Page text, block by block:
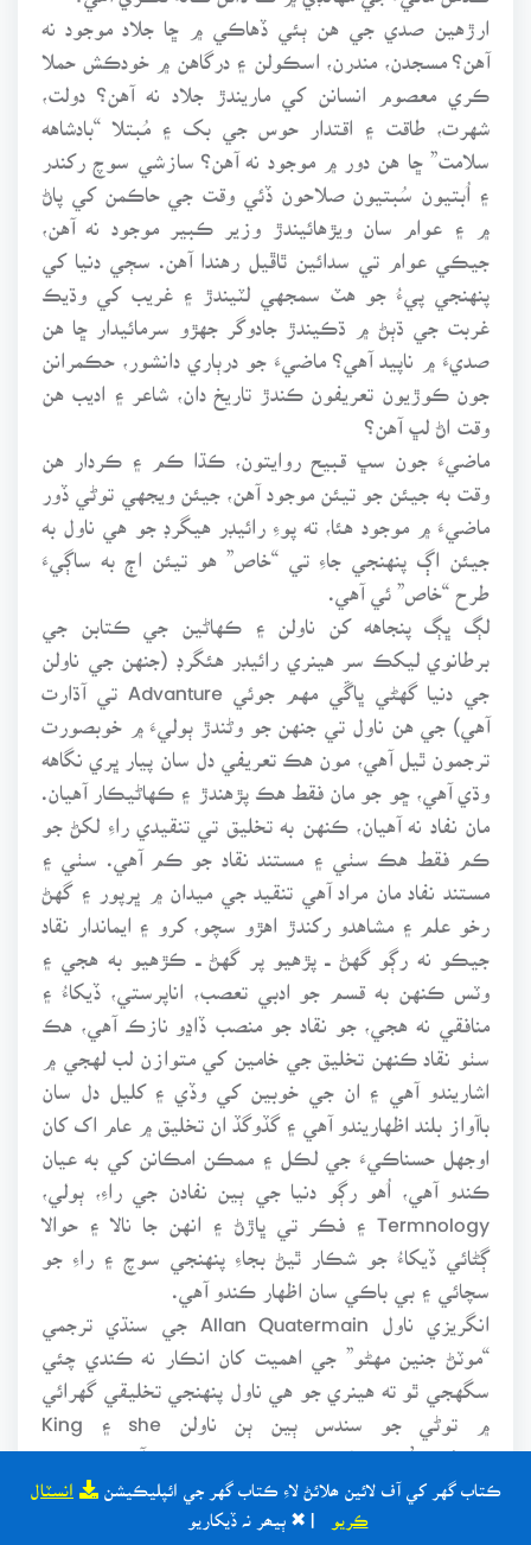
ڪتاب گهر کي آف لائين ھلائڻ لاءِ ڪتاب گهر جي ائپليڪيشن انسٽال
| ✖ ٻيھر نہ ڏيکاريو
ارڙهين صدي جي هن ٻئي ڏهاڪي ۾ ڇا جلاد موجود نه
آهن؟ مسجدن، مندرن، اسڪولن ۽ درگاهن ۾ خودڪش حملا
ڪري معصوم انسانن کي ماريندڙ جلاد نه آهن؟ دولت،
شهرت، طاقت ۽ اقتدار حوس جي بک ۽ مُبتلا “بادشاهه
سلامت” ڇا هن دور ۾ موجود نه آهن؟ سازشي سوچ رکندر
۽ اُبتيون سُبتيون صلاحون ڏئي وقت جي حاڪمن کي پاڻ
۾ ۽ عوام سان ويڙهائيندڙ وزير ڪبير موجود نه آهن،
جيڪي عوام تي سدائين ٿاڦيل رهندا آهن. سڄي دنيا کي
پنهنجي پيءُ جو هٽ سمجهي لٽيندڙ ۽ غريب کي وڌيڪ
غربت جي ڌٻڻ ۾ ڌڪيندڙ جادوگر جهڙو سرمائيدار ڇا هن
صديءَ ۾ ناپيد آهي؟ ماضيءَ جو درٻاري دانشور، حڪمرانن
جون ڪوڙيون تعريفون ڪندڙ تاريخ دان، شاعر ۽ اديب هن
وقت اڻ لڀ آهن؟
ماضيءَ جون سڀ قبيح روايتون، ڪڌا ڪم ۽ ڪردار هن
وقت به جيئن جو تيئن موجود آهن، جيئن ويجهي توڻي ڏور
ماضيءَ ۾ موجود هئا، ته پوءِ رائيڊر هيگرڊ جو هي ناول به
جيئن اڳ پنهنجي جاءِ تي “خاص” هو تيئن اڄ به ساڳيءَ
طرح “خاص” ئي آهي.
لڳ ڀڳ پنجاهه کن ناولن ۽ ڪهاڻين جي ڪتابن جي
برطانوي ليکڪ سر هينري رائيڊر هئگرڊ (جنهن جي ناولن
جي دنيا گهڻي ڀاڱي مهم جوئي Advanture تي آڌارت
آهي) جي هن ناول تي جنهن جو وڻندڙ ٻوليءَ ۾ خوبصورت
ترجمون ٿيل آهي، مون هڪ تعريفي دل سان پيار ڀري نگاهه
وڌي آهي، ڇو جو مان فقط هڪ پڙهندڙ ۽ ڪهاڻيڪار آهيان.
مان نفاد نه آهيان، ڪنهن به تخليق تي تنقيدي راءِ لکڻ جو
ڪم فقط هڪ سٺي ۽ مستند نقاد جو ڪم آهي. سٺي ۽
مستند نفاد مان مراد آهي تنقيد جي ميدان ۾ ڀرپور ۽ گهڻ
رخو علم ۽ مشاهدو رکندڙ اهڙو سچو، کرو ۽ ايماندار نقاد
جيڪو نه رڳو گهڻ ــ پڙهيو پر گهڻ ــ ڪڙهيو به هجي ۽
وٽس ڪنهن به قسم جو ادبي تعصب، اناپرستي، ڏيکاءُ ۽
منافقي نه هجي، جو نقاد جو منصب ڏاڍو نازڪ آهي، هڪ
سٺو نقاد ڪنهن تخليق جي خامين کي متوازن لب لهجي ۾
اشاريندو آهي ۽ ان جي خوبين کي وڏي ۽ کليل دل سان
باآواز بلند اظهاريندو آهي ۽ گڏوگڏ ان تخليق ۾ عام اک کان
اوجهل حسناڪيءَ جي لڪل ۽ ممڪن امڪانن کي به عيان
ڪندو آهي، اُهو رڳو دنيا جي ٻين نفادن جي راءِ، ٻولي،
Termnology ۽ فڪر تي ڀاڙڻ ۽ انهن جا نالا ۽ حوالا
ڳڻائي ڏيکاءُ جو شڪار ٿيڻ بجاءِ پنهنجي سوچ ۽ راءِ جو
سچائي ۽ بي باڪي سان اظهار ڪندو آهي.
انگريزي ناول Allan Quatermain جي سنڌي ترجمي
“موٽڻ جنين مهڻو” جي اهميت کان انڪار نه ڪندي چئي
سگهجي ٿو ته هينري جو هي ناول پنهنجي تخليقي گهرائي
soloman’s mines جي جوڙ جو ته خير نه آهي پر پوءِ به
پڙهندڙ کي پاڻ ۾ گم ڪرڻ جي ڀرپور صلاحيت رکي ٿو.
حد کان وڌيڪ مهم جو ئي ڊرامائيت ۽ طوالت توڻي جو ناول